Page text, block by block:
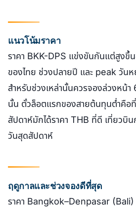
แนวโน้มราคา
ราคา BKK-DPS แข่งขันกันแต่สูงขึ้
ของไทย ช่วงปลายปี และ peak วัน
สำหรับช่วงเหล่านั้นควรจองล่วงหน้
นั้น ตั๋วล็อตแรกของสายต้นทุนต่ำคือ
สัปดาห์มักได้ราคา THB ที่ดี เที่ยวบิ
วันสุดสัปดาห์
ฤดูกาลและช่วงจองดีที่สุด
ราคา Bangkok–Denpasar (Bali)